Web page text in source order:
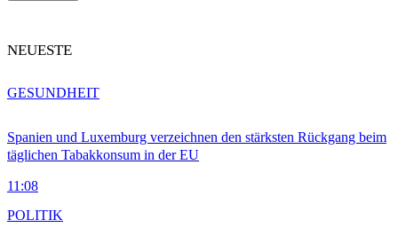
NEUESTE
Spanien und Luxemburg verzeichnen den stärksten Rückgang beim
täglichen Tabakkonsum in der EU
11:08
GESUNDHEIT
POLITIK